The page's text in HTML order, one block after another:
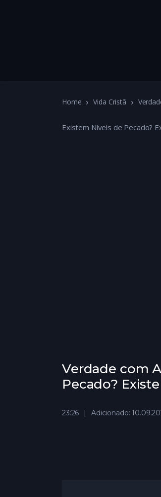
Home Vida Cristã
Existem Níveis de Pecado?
Verdade com
Pecado?
23:26 Adicionado: